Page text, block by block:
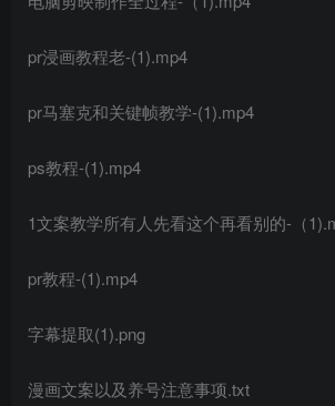
pr浸画教程老-(1).mp4
pr马塞克和关键帧教学-(1).mp4
ps教程-(1).mp4
1文案教学所有人先看这个再看别的-（
pr教程-(1).mp4
字幕提取(1).png
漫画文案以及养号注意事项.txt